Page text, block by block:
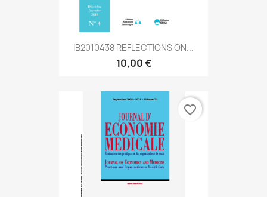
IB2010438 REFLECTIONS ON...
10,00 €
favorite_border